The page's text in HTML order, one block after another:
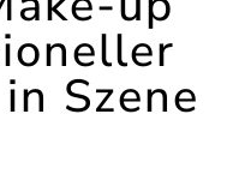
Szene